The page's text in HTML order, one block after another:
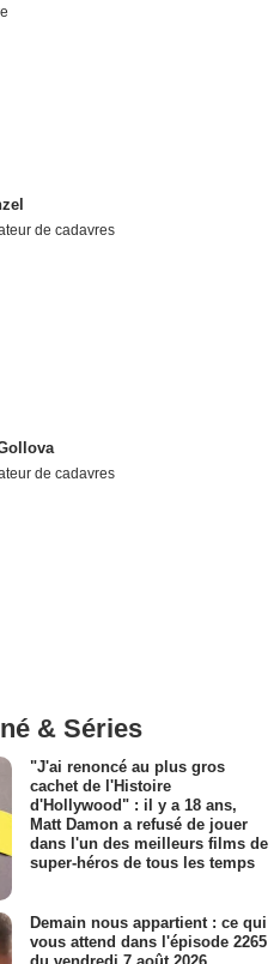
de cadavres
de cadavres
& Séries
"J'ai renoncé au plus gros
cachet de l'Histoire
d'Hollywood" : il y a 18 ans,
Matt Damon a refusé de jouer
dans l'un des meilleurs films de
super-héros de tous les temps
Demain nous appartient : ce qui
vous attend dans l'épisode 2265